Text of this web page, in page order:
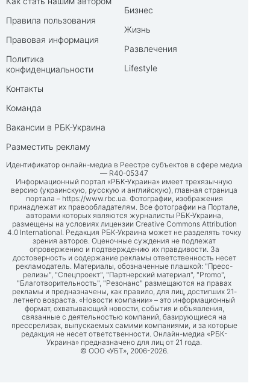
Правила пользования
Правовая информация
Политика
конфиденциальности
Контакты
Команда
Вакансии в РБК-Украина
Разместить рекламу
Бизнес
Жизнь
Развлечения
Lifestyle
Идентификатор онлайн-медиа в Реестре субъектов в сфере медиа
— R40-05347
Информационный портал «РБК-Украина» имеет трехязычную
версию (украинскую, русскую и английскую), главная страница
портала – https://www.rbc.ua. Фотографии, изображения
принадлежат их правообладателям. Все фотографии на Портале,
авторами которых являются журналисты РБК-Украина,
размещены на условиях лицензии Creative Commons Attribution
4.0 International. Редакция РБК-Украина может не разделять точку
зрения авторов. Оценочные суждения не подлежат
опровержению и подтверждению их правдивости. За
достоверность и содержание рекламы ответственность несет
рекламодатель. Материалы, обозначенные плашкой: "Пресс-
релизы", "Спецпроект", "Партнерский материал", "Promo",
"Благотворительность", "Резонанс" размещаются на правах
рекламы и предназначены, как правило, для лиц, достигших 21-
летнего возраста. «Новости компании» – это информационный
формат, охватывающий новости, события и объявления,
связанные с деятельностью компаний, базирующиеся на
прессрелизах, выпускаемых самими компаниями, и за которые
редакция не несет ответственности. Онлайн-медиа «РБК-
Украина» предназначено для лиц от 21 года.
© ООО «УБТ», 2006-2026.